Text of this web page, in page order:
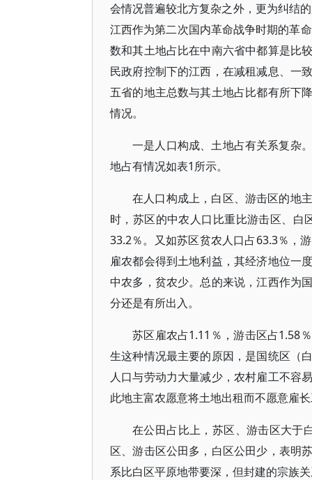
会情况普遍较北方复杂之外，更为纠结
江西作为第二次国内革命战争时期的革
数和其土地占比在中南六省中都算是比
民政府控制下的江西，在减租减息、一
五省的地主总数与其土地占比都有所下
情况。
一是人口构成、土地占有关系复杂
地占有情况如表1所示。
在人口构成上，白区、游击区的地
时，苏区的中农人口比重比游击区、白
33.2％。又如苏区贫农人口占63.3％，
雇农都会得到土地利益，其经济地位一
中农多，贫农少。总的来说，江西作为
分还是有所出入。
苏区雇农占1.11％，游击区占1.58
生这种情况最主要的原因，是国统区（
人口与劳动力大量减少，农村雇工不容
此地主富农愿意将土地出租而不愿意雇
在公田占比上，苏区、游击区大于
区、游击区公田多，白区公田少，表明
系比白区平原地带要深，但封建的宗族